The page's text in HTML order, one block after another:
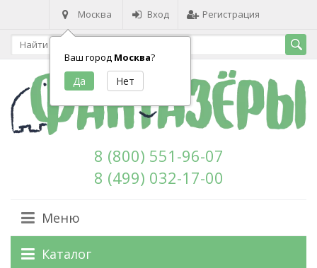
Москва
Ваш город Москва?
Вход Регистрация
8 (800) 551-96-07
8 (499) 032-17-00
Меню
Каталог